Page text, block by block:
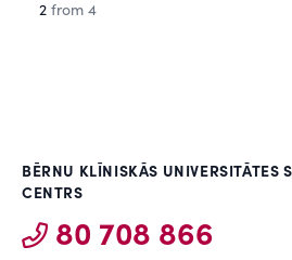
2 from 4
BĒRNU KLĪNISKĀS UNIVERSITĀTES
CENTRS
80 708 866